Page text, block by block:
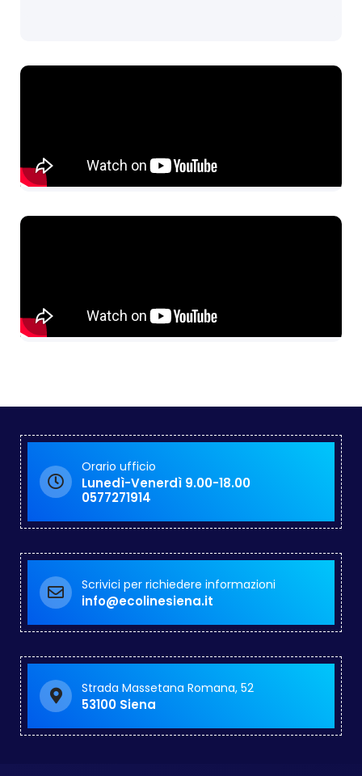
Orario ufficio
Lunedì-Venerdì 9.00-18.00
0577271914
Scrivici per richiedere informazioni
info@ecolinesiena.it
Strada Massetana Romana, 52
53100 Siena